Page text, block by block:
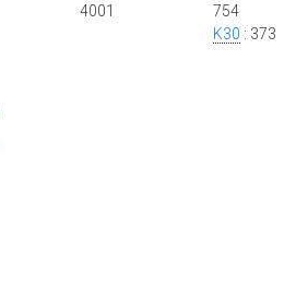
4001
754
K30 : 373